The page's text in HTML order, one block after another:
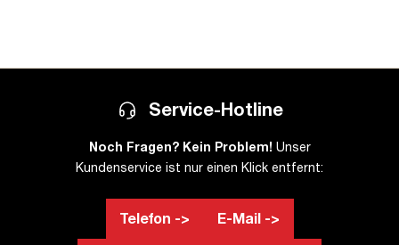
Service-Hotline
Noch Fragen? Kein Problem! Unser
Kundenservice ist nur einen Klick entfernt:
Telefon -> E-Mail ->